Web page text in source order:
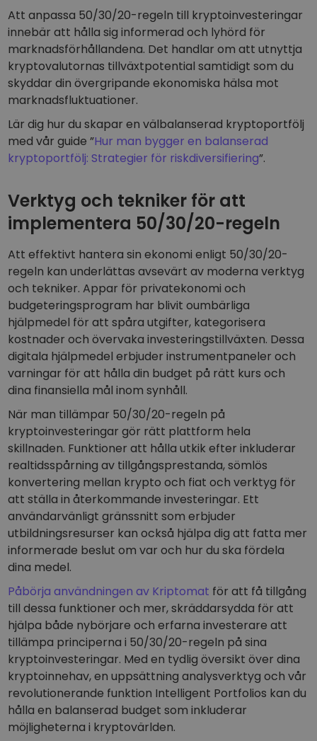
Att anpassa 50/30/20-regeln till kryptoinvesteringar
innebär att hålla sig informerad och lyhörd för
marknadsförhållandena. Det handlar om att utnyttja
kryptovalutornas tillväxtpotential samtidigt som du
skyddar din övergripande ekonomiska hälsa mot
marknadsfluktuationer.
Lär dig hur du skapar en välbalanserad kryptoportfölj
med vår guide ”Hur man bygger en balanserad
kryptoportfölj: Strategier för riskdiversifiering”.
Verktyg och tekniker för att
implementera 50/30/20-regeln
Att effektivt hantera sin ekonomi enligt 50/30/20-
regeln kan underlättas avsevärt av moderna verktyg
och tekniker. Appar för privatekonomi och
budgeteringsprogram har blivit oumbärliga
hjälpmedel för att spåra utgifter, kategorisera
kostnader och övervaka investeringstillväxten. Dessa
digitala hjälpmedel erbjuder instrumentpaneler och
varningar för att hålla din budget på rätt kurs och
dina finansiella mål inom synhåll.
När man tillämpar 50/30/20-regeln på
kryptoinvesteringar gör rätt plattform hela
skillnaden. Funktioner att hålla utkik efter inkluderar
realtidsspårning av tillgångsprestanda, sömlös
konvertering mellan krypto och fiat och verktyg för
att ställa in återkommande investeringar. Ett
användarvänligt gränssnitt som erbjuder
utbildningsresurser kan också hjälpa dig att fatta mer
informerade beslut om var och hur du ska fördela
dina medel.
Påbörja användningen av Kriptomat för att få tillgång
till dessa funktioner och mer, skräddarsydda för att
hjälpa både nybörjare och erfarna investerare att
tillämpa principerna i 50/30/20-regeln på sina
kryptoinvesteringar. Med en tydlig översikt över dina
kryptoinnehav, en uppsättning analysverktyg och vår
revolutionerande funktion Intelligent Portfolios kan du
hålla en balanserad budget som inkluderar
möjligheterna i kryptovärlden.